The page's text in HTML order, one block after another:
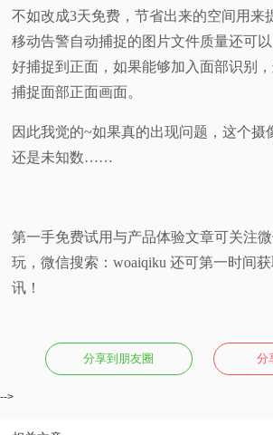
不如改成3天免费，节省出来的空间用来
移动告警自动捕捉的图片文件质量还可
好捕捉到正面，如果能够加入面部识别
捕捉面部正面画面。
因此我觉的~如果真的出现问题，这个摄
还是未知数……
第一手免费试用与产品体验文章可关注
玩，微信搜索：woaiqiku 还可第一时间
讯！
分享到朋友圈 分
-->